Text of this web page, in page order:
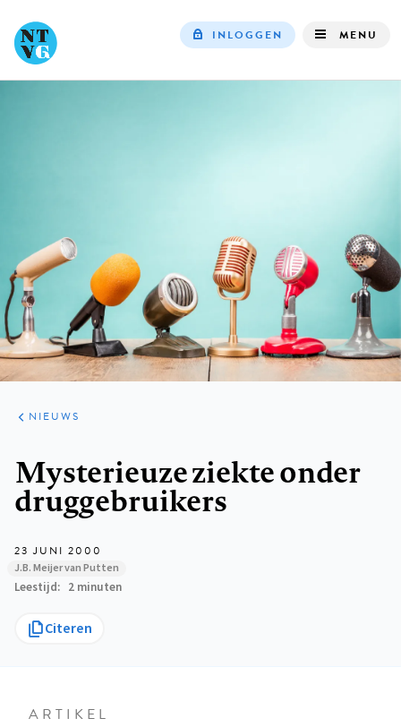
INLOGGEN MENU
ARTIKELEN
HET
KORT
NIEUWS
Mysterieuze ziekte onder
druggebruikers
23 JUNI 2000
J.B. Meijer van Putten
Leestijd 2 minuten
Citeren
ARTIKEL